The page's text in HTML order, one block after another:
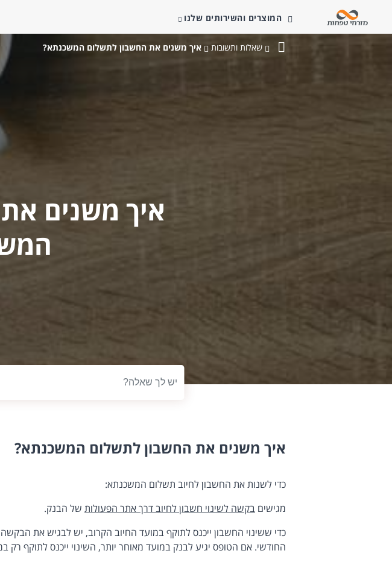
המוצרים והשירותים שלנו
שאלות ותשובות איך משנים את החשבון לתשלום המשכנתא?
איך משנים
איך משנים את החשבון לתשלום המשכנתא?
כדי לשנות את החשבון לחיוב תשלום המשכנתא:
מגישים בקשה לשינוי חשבון לחיוב דרך אתר הפעולות של הבנק.
החודשי. אם הטופס יגיע לבנק במועד מאוחר יותר, השינוי ייכנס לתוקף רק